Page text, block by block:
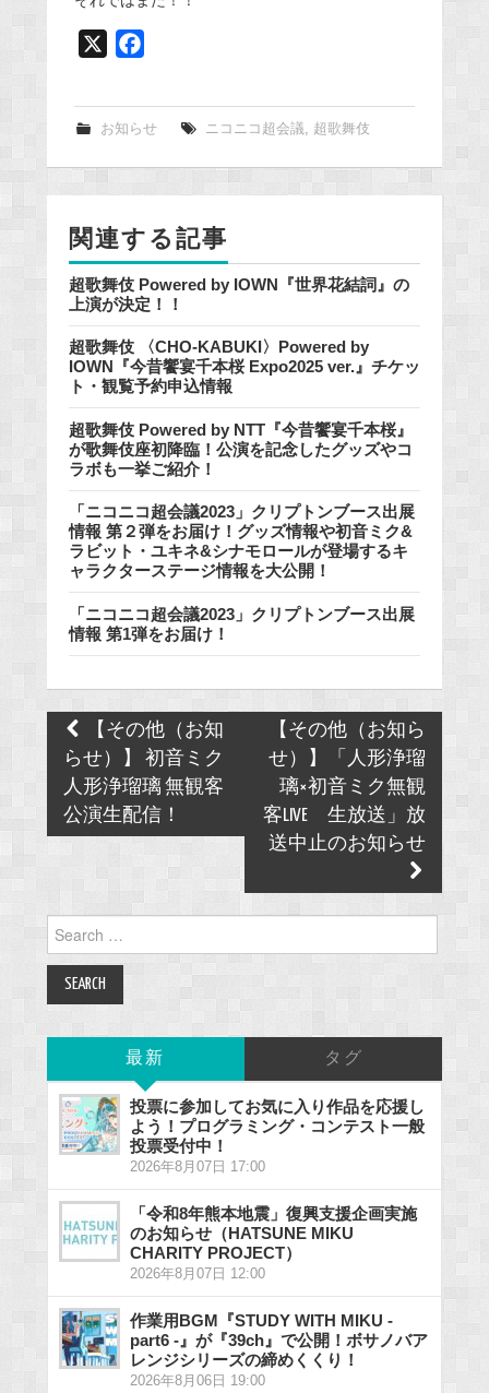
e
k
お知らせ ニコニコ超会議 超歌舞伎
関連する記事
超歌舞伎 Powered by IOWN『世界花結詞』の
上演が決定！！
超歌舞伎 〈CHO-KABUKI〉Powered by
IOWN『今昔饗宴千本桜 Expo2025 ver.』チケッ
ト・観覧予約申込情報
超歌舞伎 Powered by NTT『今昔饗宴千本桜』
が歌舞伎座初降臨！公演を記念したグッズやコ
ラボも一挙ご紹介！
「ニコニコ超会議2023」クリプトンブース出展
情報 第２弾をお届け！グッズ情報や初音ミク&
ラビット・ユキネ&シナモロールが登場するキ
ャラクターステージ情報を大公開！
「ニコニコ超会議2023」クリプトンブース出展
情報 第1弾をお届け！
Post
navigation
【その他（お知
らせ）】 初音ミク
人形浄瑠璃 無観客
公演生配信！
【その他（お知ら
せ）】「人形浄瑠
璃×初音ミク無観
客LIVE 生放送」放
送中止のお知らせ
for:
最新 タグ
投票に参加してお気に入り作品を応援し
よう！プログラミング・コンテスト一般
投票受付中！
2026年8月07日 17:00
「令和8年熊本地震」復興支援企画実施
のお知らせ（HATSUNE MIKU
CHARITY PROJECT）
2026年8月07日 12:00
作業用BGM『STUDY WITH MIKU -
part6 -』が『39ch』で公開！ボサノバア
レンジシリーズの締めくくり！
2026年8月06日 19:00